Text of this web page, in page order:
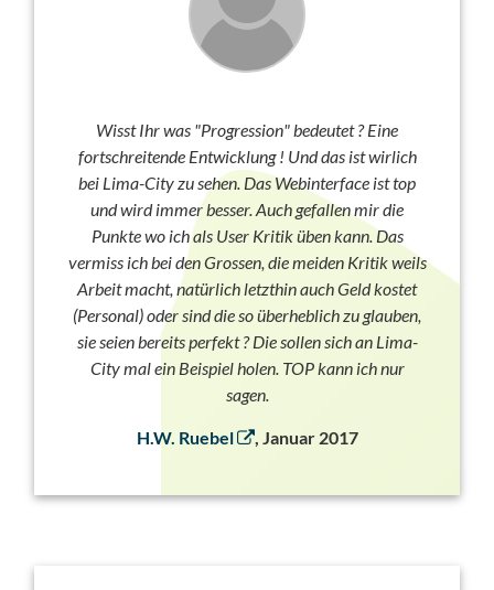
Wisst Ihr was "Progression" bedeutet ? Eine
fortschreitende Entwicklung ! Und das ist wirlich
bei Lima-City zu sehen. Das Webinterface ist top
und wird immer besser. Auch gefallen mir die
Punkte wo ich als User Kritik üben kann. Das
vermiss ich bei den Grossen, die meiden Kritik weils
Arbeit macht, natürlich letzthin auch Geld kostet
(Personal) oder sind die so überheblich zu glauben,
sie seien bereits perfekt ? Die sollen sich an Lima-
City mal ein Beispiel holen. TOP kann ich nur
sagen.
H.W. Ruebel , Januar 2017